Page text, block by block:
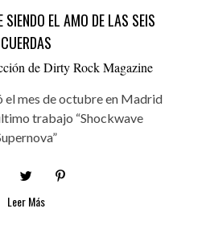
SIENDO EL AMO DE LAS SEIS
CUERDAS
de Dirty Rock Magazine
el mes de octubre en Madrid
trabajo “Shockwave
Leer Más